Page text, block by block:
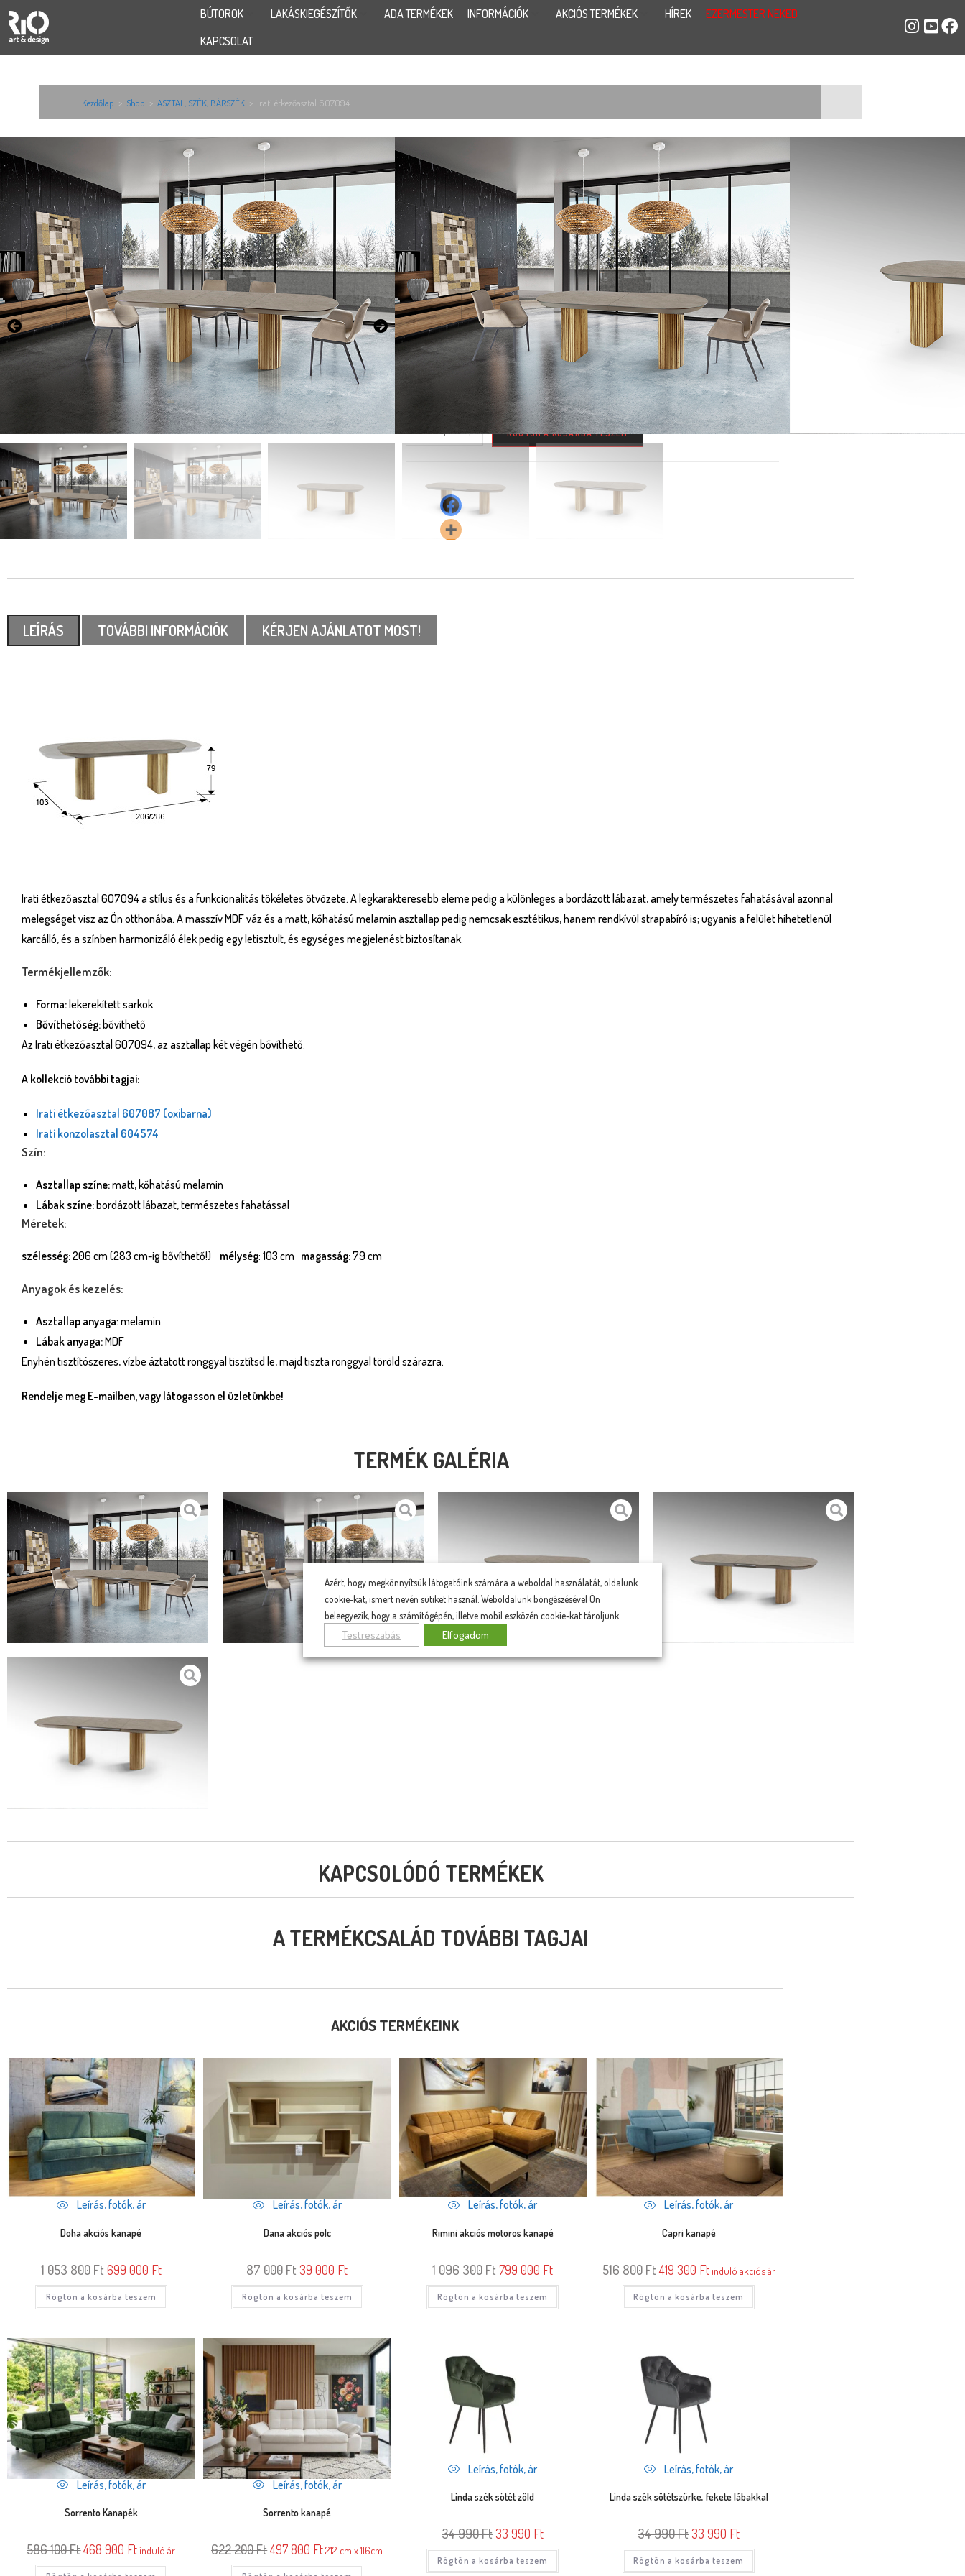
BÚTOROK LAKÁSKIEGÉSZÍTŐK ADA TERMÉKEK INFORMÁCIÓK AKCIÓS TERMÉKEK HÍREK
EZERMESTER NEKED
KAPCSOLAT
Kezdőlap > Shop > ASZTAL, SZÉK, BÁRSZÉK > Irati étkezőasztal 607094
IRATI ÉTKEZŐASZTAL 607094
816 300 Ft206 cm-ről 283 cm-re nyitható!
Irati étkezőasztal 607094
Méretek:
206/283 x 103 x 79 cm
Rendelje meg E-mailben, vagy látogasson el üzletünkbe!
- + RÖGTÖN A KOSÁRBA TESZEM
LEÍRÁS TOVÁBBI INFORMÁCIÓK KÉRJEN AJÁNLATOT MOST!
Irati étkezőasztal 607094 a stílus és a funkcionalitás tökéletes ötvözete. A legkarakteresebb eleme pedig a különleges a bordázott lábazat, amely természetes fahatásával azonnal
melegséget visz az Ön otthonába. A masszív MDF váz és a matt, kőhatású melamin asztallap pedig nemcsak esztétikus, hanem rendkívül strapabíró is; ugyanis a felület hihetetlenül
karcálló, és a színben harmonizáló élek pedig egy letisztult, és egységes megjelenést biztosítanak.
Termékjellemzők:
Forma:lekerekített sarkok
Bővíthetőség:bővíthető
Az Irati étkezőasztal 607094, az asztallap két végén bővíthető.
A kollekció további tagjai:
Irati étkezőasztal 607087 (oxibarna)
Irati konzolasztal 604574
Szín:
Asztallap színe:matt, kőhatású melamin
Lábak színe:bordázott lábazat, természetes fahatással
Méretek:
szélesség:206 cm (283 cm-ig bővíthető!) mélység: 103 cm magasság:79 cm
Anyagok és kezelés:
Asztallap anyaga: melamin
Lábak anyaga:MDF
Enyhén tisztítószeres, vízbe áztatott ronggyal tisztítsd le, majd tiszta ronggyal töröld szárazra.
Rendelje meg E-mailben, vagy látogasson el üzletünkbe!
TERMÉK GALÉRIA
KAPCSOLÓDÓ TERMÉKEK
A TERMÉKCSALÁD TOVÁBBI TAGJAI
AKCIÓS TERMÉKEINK
Leírás, fotók, ár
Doha akciós kanapé
1 053 800Ft699 000 Ft
Rögtön a kosárba teszem
Leírás, fotók, ár
Dana akciós polc
87 000Ft 39 000 Ft
Rögtön a kosárba teszem
Leírás, fotók, ár
Rimini akciós motoros kanapé
1 096 300Ft799 000 Ft
Rögtön a kosárba teszem
Leírás, fotók, ár
Capri kanapé
516 800Ft419 300 Ftinduló akciós ár
Rögtön a kosárba teszem
Leírás, fotók, ár
Sorrento Kanapék
586 100Ft468 900 Ftinduló ár
Leírás, fotók, ár
Sorrento kanapé
622 200Ft497 800 Ft212 cm x 116cm
Leírás, fotók, ár
Linda szék sötét zöld
34 990Ft 33 990 Ft
Rögtön a kosárba teszem
Leírás, fotók, ár
Linda szék sötétszürke, fekete lábakkal
34 990Ft 33 990 Ft
Rögtön a kosárba teszem
Azért, hogy megkönnyítsük látogatóink számára a weboldal használatát, oldalunk
cookie-kat, ismert nevén sütiket használ. Weboldalunk böngészésével Ön
beleegyezik, hogy a számítógépén, illetve mobil eszközén cookie-kat tároljunk.
Testreszabás Elfogadom